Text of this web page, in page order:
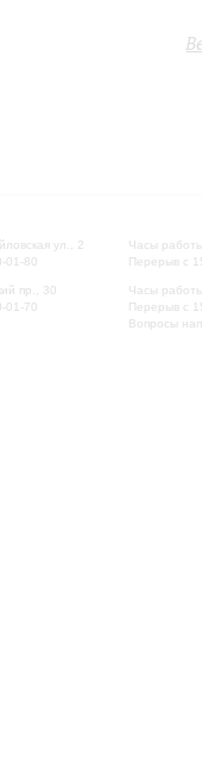
ул., 2
01-80
пр., 30
01-70
Часы
Перерыв с
Часы
Перерыв с
Вопросы